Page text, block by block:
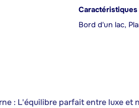
Bord d'un lac,
: L'équilibre parfait entre luxe et